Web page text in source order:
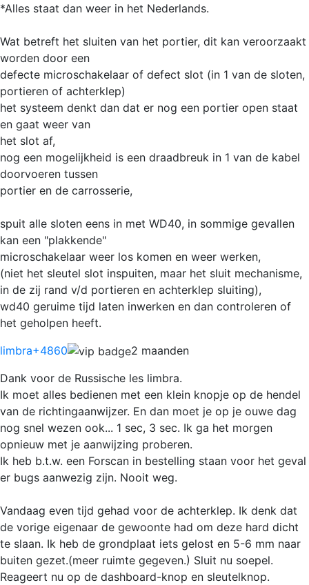
*Alles staat dan weer in het Nederlands.
Wat betreft het sluiten van het portier, dit kan veroorzaakt
worden door een
defecte microschakelaar of defect slot (in 1 van de sloten,
portieren of achterklep)
het systeem denkt dan dat er nog een portier open staat
en gaat weer van
het slot af,
nog een mogelijkheid is een draadbreuk in 1 van de kabel
doorvoeren tussen
portier en de carrosserie,
spuit alle sloten eens in met WD40, in sommige gevallen
kan een "plakkende"
microschakelaar weer los komen en weer werken,
(niet het sleutel slot inspuiten, maar het sluit mechanisme,
in de zij rand v/d portieren en achterklep sluiting),
wd40 geruime tijd laten inwerken en dan controleren of
het geholpen heeft.
limbra+4860
2 maanden
Dank voor de Russische les limbra.
Ik moet alles bedienen met een klein knopje op de hendel
van de richtingaanwijzer. En dan moet je op je ouwe dag
nog snel wezen ook... 1 sec, 3 sec. Ik ga het morgen
opnieuw met je aanwijzing proberen.
Ik heb b.t.w. een Forscan in bestelling staan voor het geval
er bugs aanwezig zijn. Nooit weg.
Vandaag even tijd gehad voor de achterklep. Ik denk dat
de vorige eigenaar de gewoonte had om deze hard dicht
te slaan. Ik heb de grondplaat iets gelost en 5-6 mm naar
buiten gezet.(meer ruimte gegeven.) Sluit nu soepel.
Reageert nu op de dashboard-knop en sleutelknop.